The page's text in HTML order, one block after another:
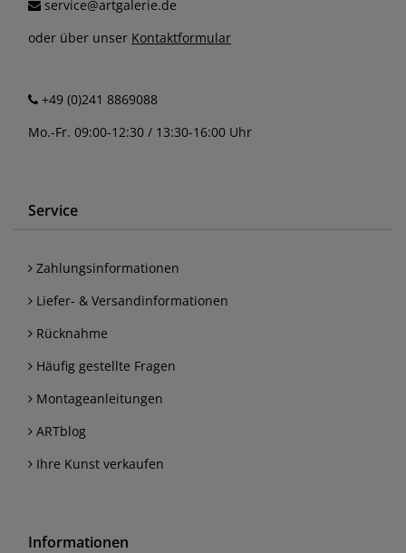
service@artgalerie.de
oder über unser Kontaktformular
+49 (0)241 8869088
Mo.-Fr. 09:00-12:30 / 13:30-16:00 Uhr
Service
Zahlungsinformationen
Liefer- & Versandinformationen
Rücknahme
Häufig gestellte Fragen
Montageanleitungen
ARTblog
Ihre Kunst verkaufen
Informationen